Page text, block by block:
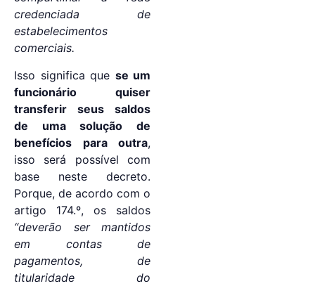
credenciada de
estabelecimentos
comerciais.
Isso significa que se um
funcionário quiser
transferir seus saldos
de uma solução de
benefícios para outra,
isso será possível com
base neste decreto.
Porque, de acordo com o
artigo 174.º, os saldos
“deverão ser mantidos
em contas de
pagamentos, de
titularidade do